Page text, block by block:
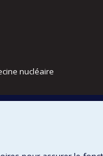
nucléaire